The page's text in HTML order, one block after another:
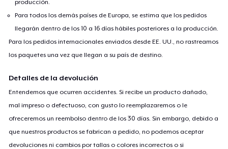
producción.
Para todos los demás países de Europa, se estima que los pedidos
llegarán dentro de los 10 a 16 días hábiles posteriores a la producción.
Para los pedidos internacionales enviados desde EE. UU., no rastreamos
los paquetes una vez que llegan a su país de destino.
Detalles de la devolución
Entendemos que ocurren accidentes. Si recibe un producto dañado,
mal impreso o defectuoso, con gusto lo reemplazaremos o le
ofreceremos un reembolso dentro de los 30 días. Sin embargo, debido a
que nuestros productos se fabrican a pedido, no podemos aceptar
devoluciones ni cambios por tallas o colores incorrectos o si